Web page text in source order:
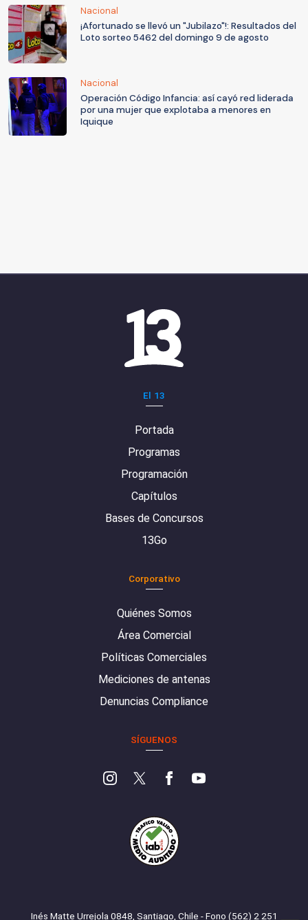
Nacional
¡Afortunado se llevó un "Jubilazo"!: Resultados del
Loto sorteo 5462 del domingo 9 de agosto
Nacional
Operación Código Infancia: así cayó red liderada
por una mujer que explotaba a menores en
Iquique
El 13
Portada
Programas
Programación
Capítulos
Bases de Concursos
13Go
Corporativo
Quiénes Somos
Área Comercial
Políticas Comerciales
Mediciones de antenas
Denuncias Compliance
SÍGUENOS
Inés Matte Urrejola 0848, Santiago, Chile - Fono (562) 2 251